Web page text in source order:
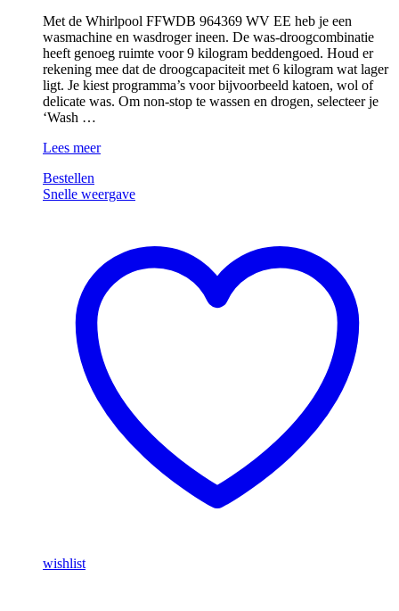
Met de Whirlpool FFWDB 964369 WV EE heb je een
wasmachine en wasdroger ineen. De was-droogcombinatie
heeft genoeg ruimte voor 9 kilogram beddengoed. Houd er
rekening mee dat de droogcapaciteit met 6 kilogram wat lager
ligt. Je kiest programma’s voor bijvoorbeeld katoen, wol of
delicate was. Om non-stop te wassen en drogen, selecteer je
‘Wash …
Whirlpool
964369
WV
Lees meer
Bestellen
Snelle weergave
wishlist